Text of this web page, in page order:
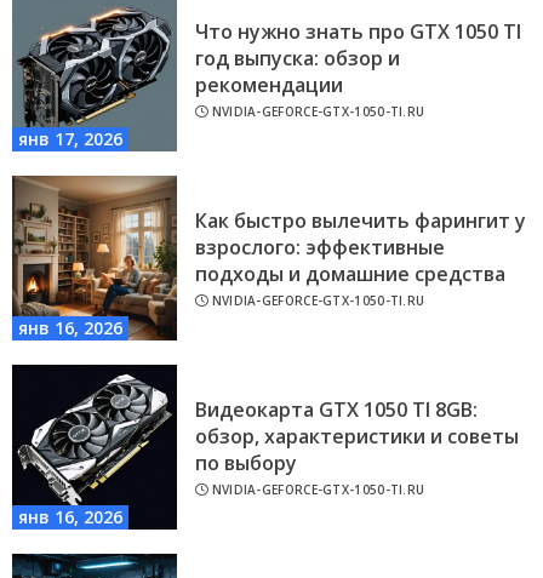
янв 17, 2026
Что нужно знать про GTX 1050 TI
год выпуска: обзор и
рекомендации
NVIDIA-GEFORCE-GTX-1050-TI.RU
янв 16, 2026
Как быстро вылечить фарингит у
взрослого: эффективные
подходы и домашние средства
NVIDIA-GEFORCE-GTX-1050-TI.RU
янв 16, 2026
Видеокарта GTX 1050 TI 8GB:
обзор, характеристики и советы
по выбору
NVIDIA-GEFORCE-GTX-1050-TI.RU